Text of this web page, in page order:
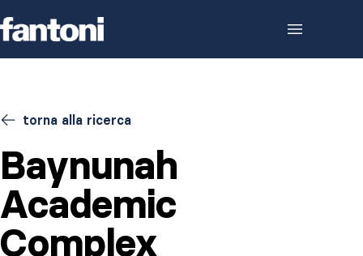
torna alla ricerca
Baynunah
Academic
Complex